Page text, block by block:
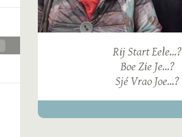
Rij Start Eele...?
Boe Zie Je...?
Sjé Vrao Joe...?